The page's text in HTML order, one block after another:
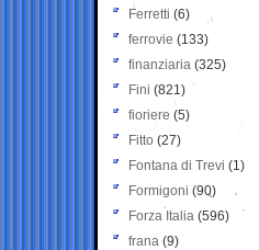
Ferretti (6)
ferrovie (133)
finanziaria (325)
Fini (821)
fioriere (5)
Fitto (27)
Fontana di Trevi (1)
Formigoni (90)
Forza Italia (596)
frana (9)